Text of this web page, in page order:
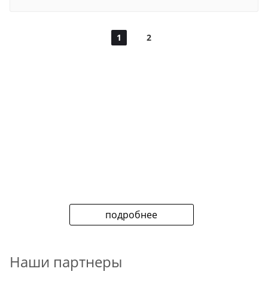
1 2
подробнее
Наши партнеры